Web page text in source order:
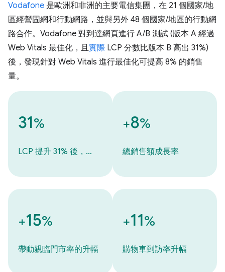
Vodafone 是歐洲和非洲的主要電信集團，在 21 個國家/地
區經營固網和行動網路，並與另外 48 個國家/地區的行動網
路合作。Vodafone 對到達網頁進行 A/B 測試 (版本 A 經過
Web Vitals 最佳化，且實際 LCP 分數比版本 B 高出 31%)
後，發現針對 Web Vitals 進行最佳化可提高 8% 的銷售
量。
31%
LCP 提升 31% 後，…
+8%
總銷售額成長率
+15%
帶動親臨門市率的升幅
+11%
購物車到訪率升幅